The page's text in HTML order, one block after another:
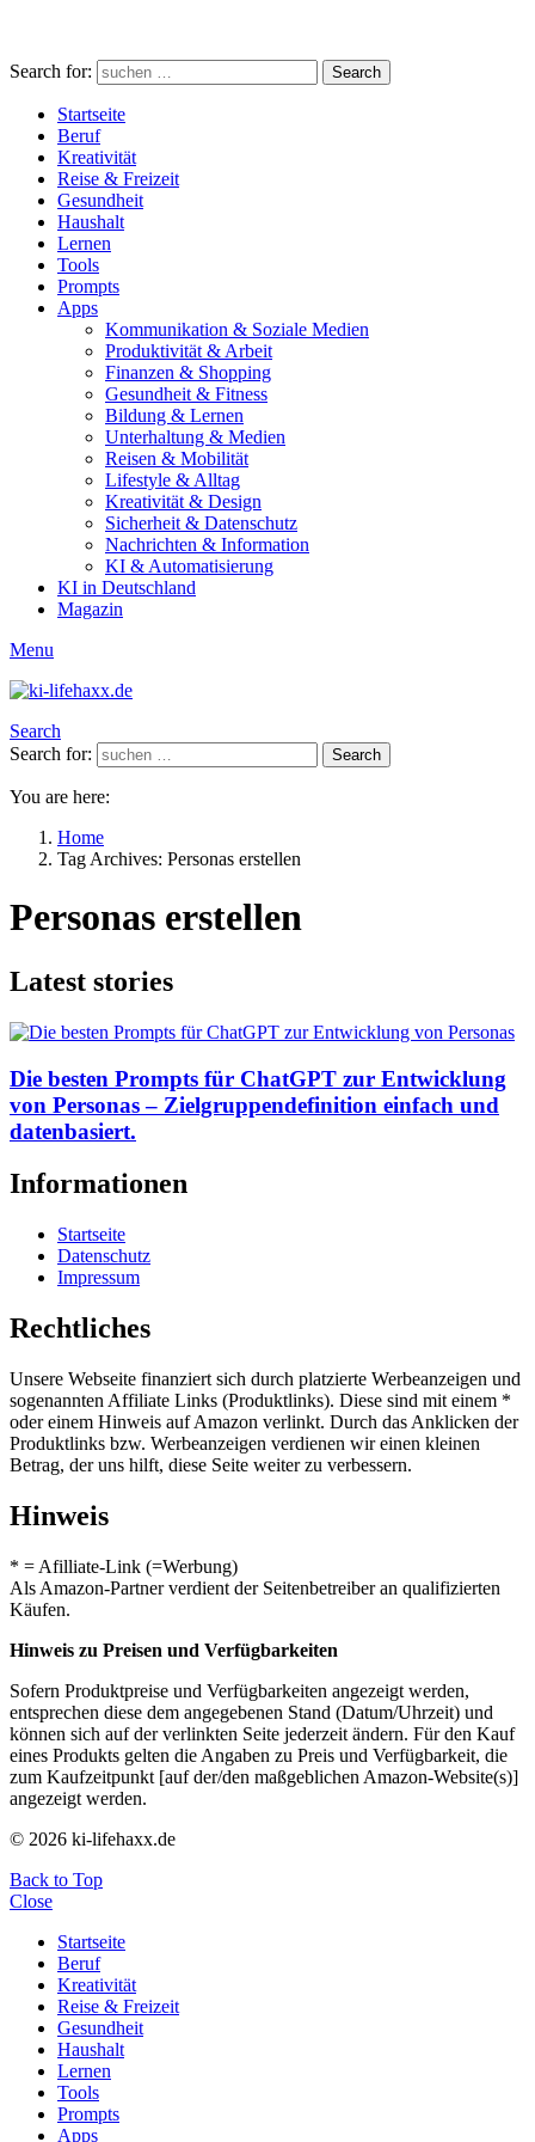
Search for: Search
Startseite
Beruf
Kreativität
Reise & Freizeit
Gesundheit
Haushalt
Lernen
Tools
Prompts
Apps
Kommunikation & Soziale Medien
Produktivität & Arbeit
Finanzen & Shopping
Gesundheit & Fitness
Bildung & Lernen
Unterhaltung & Medien
Reisen & Mobilität
Lifestyle & Alltag
Kreativität & Design
Sicherheit & Datenschutz
Nachrichten & Information
KI & Automatisierung
KI in Deutschland
Magazin
Menu
Search
Search for:
Search
You are here:
Home
Tag Archives: Personas erstellen
Personas erstellen
Latest stories
Die besten Prompts für ChatGPT zur Entwicklung
von Personas – Zielgruppendefinition einfach und
datenbasiert.
Informationen
Startseite
Datenschutz
Impressum
Rechtliches
Unsere Webseite finanziert sich durch platzierte Werbeanzeigen und
sogenannten Affiliate Links (Produktlinks). Diese sind mit einem *
oder einem Hinweis auf Amazon verlinkt. Durch das Anklicken der
Produktlinks bzw. Werbeanzeigen verdienen wir einen kleinen
Betrag, der uns hilft, diese Seite weiter zu verbessern.
Hinweis
* = Afilliate-Link (=Werbung)
Als Amazon-Partner verdient der Seitenbetreiber an qualifizierten
Käufen.
Hinweis zu Preisen und Verfügbarkeiten
Sofern Produktpreise und Verfügbarkeiten angezeigt werden,
entsprechen diese dem angegebenen Stand (Datum/Uhrzeit) und
können sich auf der verlinkten Seite jederzeit ändern. Für den Kauf
eines Produkts gelten die Angaben zu Preis und Verfügbarkeit, die
zum Kaufzeitpunkt [auf der/den maßgeblichen Amazon-Website(s)]
angezeigt werden.
© 2026 ki-lifehaxx.de
Back to Top
Close
Startseite
Beruf
Kreativität
Reise & Freizeit
Gesundheit
Haushalt
Lernen
Tools
Prompts
Apps